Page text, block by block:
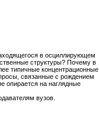
в осциллирующем
структуры? Почему в
типичные концентрационные
связанные с рождением
опирается на наглядные
вузов.